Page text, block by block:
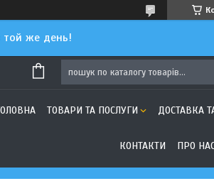
той же день!
ТОВАРИ ТА ПОСЛУГИ ДОСТАВКА
КОНТАКТИ ПРО